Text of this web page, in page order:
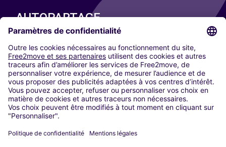
AUTOPARTAGE
Paris
Madrid
Washington DC
Milan
Rome
Turin
Vienne
Berlin
Düsseldorf